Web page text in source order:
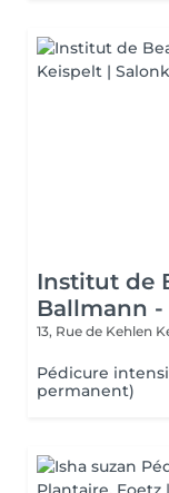
Institut de
Ballmann
13, Rue de Kehlen
Pédicure
permanent)